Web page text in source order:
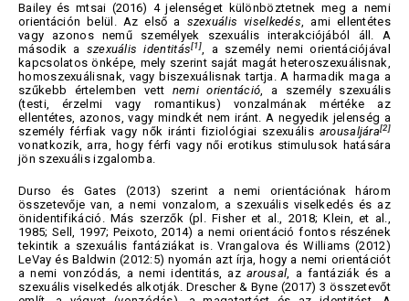
Bailey és mtsai (2016) 4 jelenséget különböztetnek meg a nemi
orientáción belül. Az első a szexuális viselkedés, ami ellentétes
vagy azonos nemű személyek szexuális interakciójából áll. A
második a szexuális identitás[1], a személy nemi orientációjával
kapcsolatos önképe, mely szerint saját magát heteroszexuálisnak,
homoszexuálisnak, vagy biszexuálisnak tartja. A harmadik maga a
szűkebb értelemben vett nemi orientáció, a személy szexuális
(testi, érzelmi vagy romantikus) vonzalmának mértéke az
ellentétes, azonos, vagy mindkét nem iránt. A negyedik jelenség a
személy férfiak vagy nők iránti fiziológiai szexuális arousaljára[2]
vonatkozik, arra, hogy férfi vagy női erotikus stimulusok hatására
jön szexuális izgalomba.
Durso és Gates (2013) szerint a nemi orientációnak három
összetevője van, a nemi vonzalom, a szexuális viselkedés és az
önidentifikáció. Más szerzők (pl. Fisher et al., 2018; Klein, et al.,
1985; Sell, 1997; Peixoto, 2014) a nemi orientáció fontos részének
tekintik a szexuális fantáziákat is. Vrangalova és Williams (2012)
LeVay és Baldwin (2012:5) nyomán azt írja, hogy a nemi orientációt
a nemi vonzódás, a nemi identitás, azarousal, a fantáziák és a
szexuális viselkedés alkotják. Drescher & Byne (2017) 3 összetevőt